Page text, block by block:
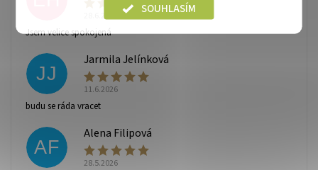
Vaše osobní údaje budou zpracovány dle
ochrany osobních údajů.
28.6.2026
Jsem velice spokojená
JJ
Jarmila Jelínková
11.6.2026
budu se ráda vracet
AF
Alena Filipová
28.5.2026
SOUHLASÍM